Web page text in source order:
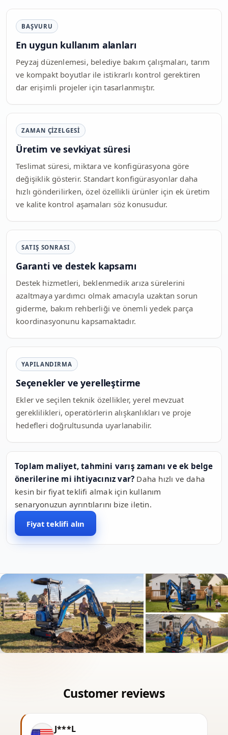
BAŞVURU
En uygun kullanım alanları
Peyzaj düzenlemesi, belediye bakım çalışmaları, tarım
ve kompakt boyutlar ile istikrarlı kontrol gerektiren
dar erişimli projeler için tasarlanmıştır.
ZAMAN ÇIZELGESI
Üretim ve sevkiyat süresi
Teslimat süresi, miktara ve konfigürasyona göre
değişiklik gösterir. Standart konfigürasyonlar daha
hızlı gönderilirken, özel özellikli ürünler için ek üretim
ve kalite kontrol aşamaları söz konusudur.
SATIŞ SONRASI
Garanti ve destek kapsamı
Destek hizmetleri, beklenmedik arıza sürelerini
azaltmaya yardımcı olmak amacıyla uzaktan sorun
giderme, bakım rehberliği ve önemli yedek parça
koordinasyonunu kapsamaktadır.
YAPILANDIRMA
Seçenekler ve yerelleştirme
Ekler ve seçilen teknik özellikler, yerel mevzuat
gereklilikleri, operatörlerin alışkanlıkları ve proje
hedefleri doğrultusunda uyarlanabilir.
Toplam maliyet, tahmini varış zamanı ve ek belge
önerilerine mi ihtiyacınız var? Daha hızlı ve daha
kesin bir fiyat teklifi almak için kullanım
senaryonuzun ayrıntılarını bize iletin.
Fiyat teklifi alın
J***L